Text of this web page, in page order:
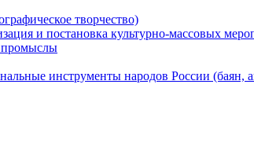
творчество)
и постановка культурно-массовых
промыслы
инструменты народов России (баян,